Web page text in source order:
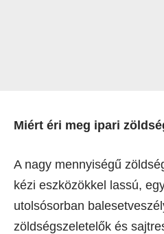
Miért éri meg ipari
A nagy mennyiségű
kézi eszközökkel lassú,
utolsósorban
zöldségszeletelők és